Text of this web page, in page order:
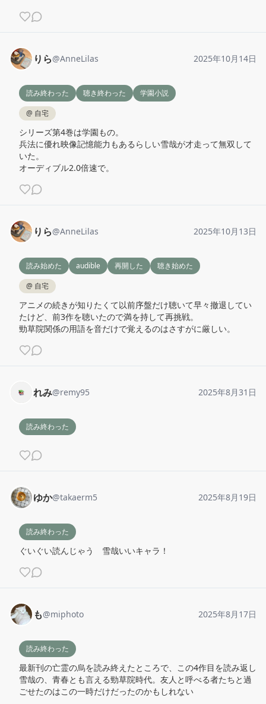
りら@AnneLilas 2025年10月14日
読み終わった 聴き終わった
学園小説
@ 自宅
シリーズ第4巻は学園もの。
兵法に優れ映像記憶能力もあるらしい雪哉が才走って無双して
いた。
オーディブル2.0倍速で。
りら@AnneLilas 2025年10月13日
読み始めた audible 再開した
聴き始めた
@ 自宅
アニメの続きが知りたくて以前序盤だけ聴いて早々撤退してい
たけど、前3作を聴いたので満を持して再挑戦。
勁草院関係の用語を音だけで覚えるのはさすがに厳しい。
れみ@remy95 2025年8月31日
読み終わった
ゆか@takaerm5 2025年8月19日
読み終わった
ぐいぐい読んじゃう　雪哉いいキャラ！
も@miphoto 2025年8月17日
読み終わった
最新刊の亡霊の烏を読み終えたところで、この4作目を読み返し
雪哉の、青春とも言える勁草院時代。友人と呼べる者たちと過
ごせたのはこの一時だけだったのかもしれない